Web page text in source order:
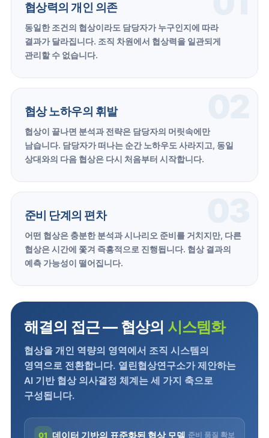
협상력의 개인 의존
동일한 조건의 협상이라도 담당자가 누구인지에 따라
결과가 달라집니다. 조직 차원에서 협상력을 일관되게
관리할 수 없습니다.
협상 노하우의 휘발
협상이 끝나면 분석과 전략은 담당자의 머릿속에만
남습니다. 담당자가 떠나는 순간 노하우도 사라지고, 동일
상대와의 다음 협상은 다시 처음부터 시작합니다.
준비 단계의 편차
어떤 협상은 충분한 분석과 시나리오 준비를 거치지만, 다른
협상은 시간에 쫓겨 즉흥적으로 진행됩니다. 협상 결과의
예측 가능성이 떨어집니다.
해결의 접근 — 협상의 시스템화
협상을 개인 역량의 영역에서 조직 시스템의
영역으로 전환합니다. 열린협상연구소가 제안하는
AI 기반 협상 의사결정 체계는 세 가지 축으로
구성됩니다.
01 데이터 기반의 표준화된 협상 모델 준비 품질 확보